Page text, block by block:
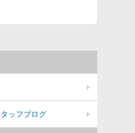
ッフブログ